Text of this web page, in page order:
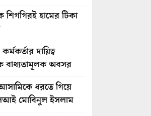
হামের টিকা
দায়িত্ব
বাধ্যতামূলক অবসর
ধরতে গিয়ে
মোবিনুল ইসলাম